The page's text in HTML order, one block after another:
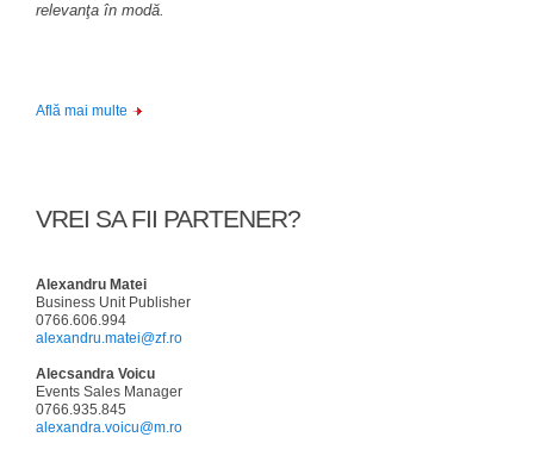
relevanţa în modă.
Află mai multe
VREI SA FII PARTENER?
Alexandru Matei
Business Unit Publisher
0766.606.994
alexandru.matei@zf.ro
Alecsandra Voicu
Events Sales Manager
0766.935.845
alexandra.voicu@m.ro